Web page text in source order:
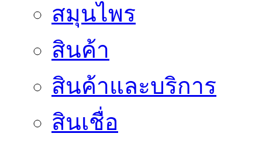
สมุนไพร
สินค้า
สินค้าและบริการ
สินเชื่อ